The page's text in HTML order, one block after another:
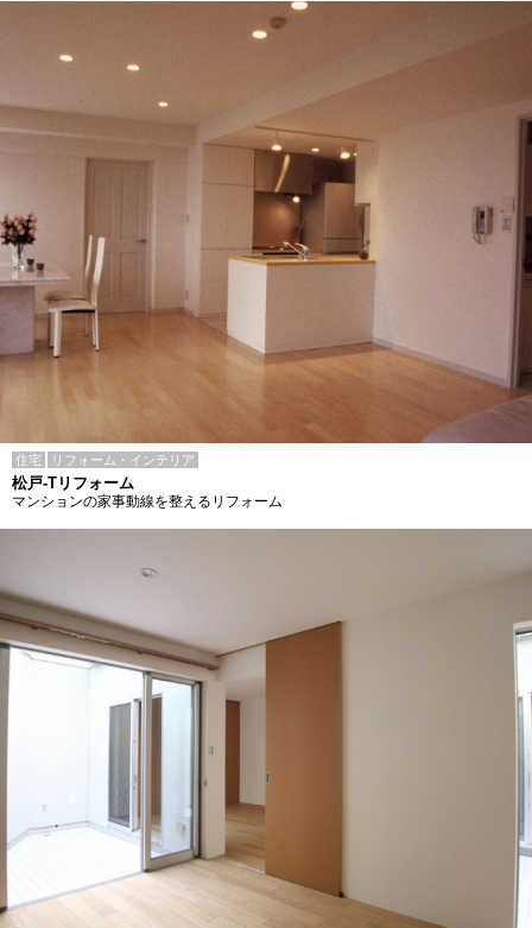
住宅 リフォーム・インテリア
松戸-Tリフォーム
マンションの家事動線を整えるリフォーム